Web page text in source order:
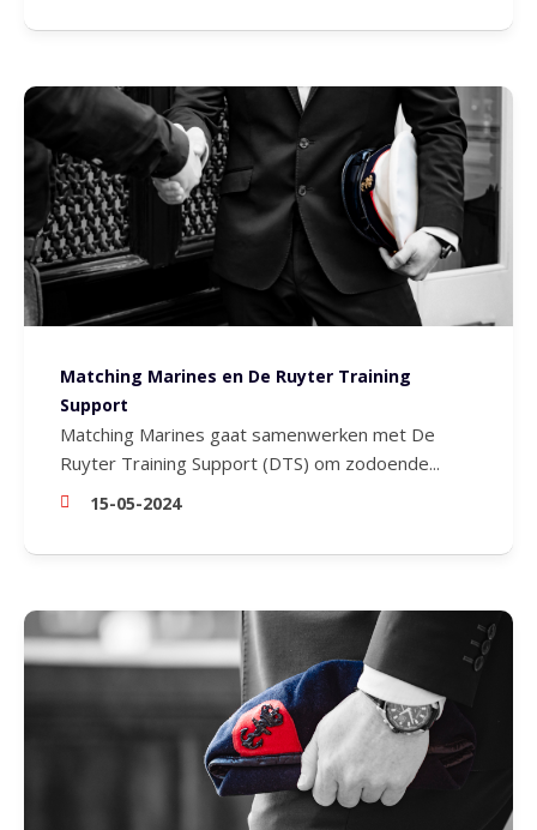
Matching Marines en De Ruyter Training
Support
Matching Marines gaat samenwerken met De
Ruyter Training Support (DTS) om zodoende...
15-05-2024